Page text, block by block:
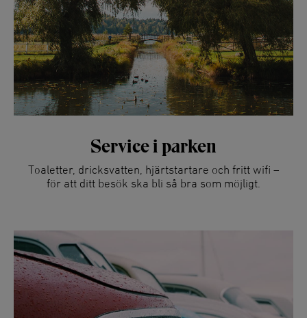
Service i parken
Toaletter, dricksvatten, hjärtstartare och fritt wifi –
för att ditt besök ska bli så bra som möjligt.